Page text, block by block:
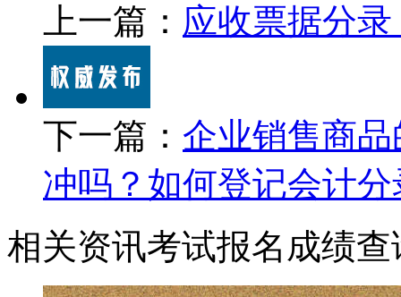
上一篇： 应收票据分
下一篇： 企业销售商
冲吗？如何登记会计分
相关资讯考试报名 成绩查